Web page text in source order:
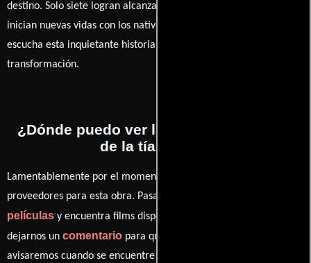
destino. Solo siete logran alcanzar las ruinas de Tulum, donde
inician nuevas vidas con los nativos. Años después, un capitán
escucha esta inquietante historia de supervivencia y
transformación.
¿Dónde puedo ver la películas El jardín
de la tía Isabel?
Lamentablemente por el momento no contamos con enlaces a
proveedores para esta obra. Pasa por nuestro catálogo de
películas y encuentra films disponibles. También puedes
dejarnos un comentario para que le demos prioridad y te
avisaremos cuando se encuentre disponible